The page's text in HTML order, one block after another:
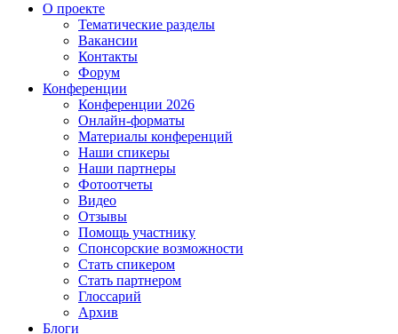
О проекте
Тематические разделы
Вакансии
Контакты
Форум
Конференции
Конференции 2026
Онлайн-форматы
Материалы конференций
Наши спикеры
Наши партнеры
Фотоотчеты
Видео
Отзывы
Помощь участнику
Спонсорские возможности
Стать спикером
Стать партнером
Глоссарий
Архив
Блоги